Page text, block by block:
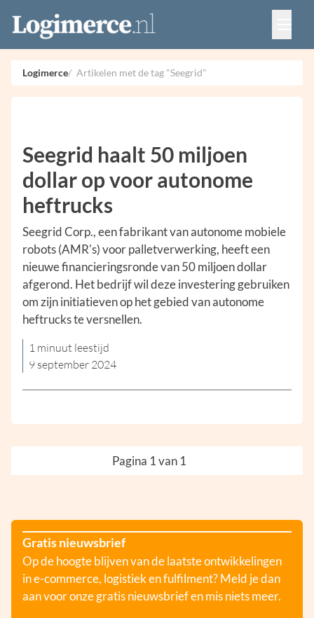
Vacatures
Events
Adverteren
Partners
Logimerce Artikelen met de tag "Seegrid"
Seegrid haalt 50 miljoen
dollar op voor autonome
heftrucks
Seegrid Corp., een fabrikant van autonome mobiele
robots (AMR's) voor palletverwerking, heeft een
nieuwe financieringsronde van 50 miljoen dollar
afgerond. Het bedrijf wil deze investering gebruiken
om zijn initiatieven op het gebied van autonome
heftrucks te versnellen.
1 minuut leestijd
9 september 2024
Pagina 1 van 1
Gratis nieuwsbrief
Op de hoogte blijven van de laatste ontwikkelingen
in e-commerce, logistiek en fulfilment? Meld je dan
aan voor onze gratis nieuwsbrief en mis niets meer.